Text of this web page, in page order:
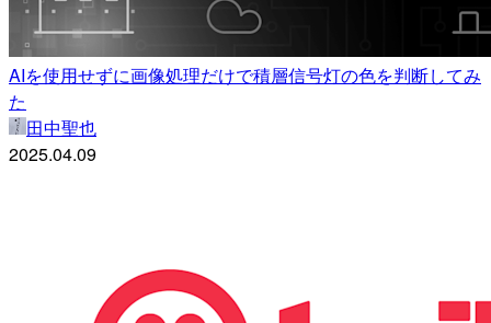
AIを使用せずに画像処理だけで積層信号灯の色を判断してみ
た
田中聖也
2025.04.09